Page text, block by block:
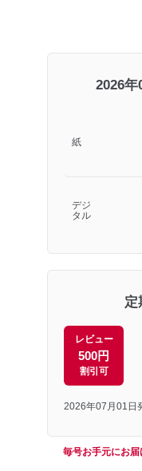
2026
紙
デジ
タル
定
レビュー
500円
割引可
2026年07月01日
毎号お手元にお届